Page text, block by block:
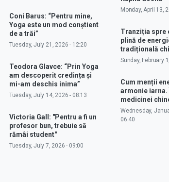
Coni Barus: “Pentru mine,
Yoga este un mod conștient
de a trăi”
Tuesday, July 21, 2026 - 12:20
Teodora Glavce: “Prin Yoga
am descoperit credința și
mi-am deschis inima”
Tuesday, July 14, 2026 - 08:13
Victoria Gall: "Pentru a fi un
profesor bun, trebuie să
rămâi student"
Tuesday, July 7, 2026 - 09:00
Monday, April 13,
Tranziția spre
plină de
tradițională
Sunday, February
Cum menții
armonie iarna.
medicinei
Wednesday,
06:40